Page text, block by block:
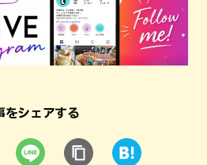
をシェアする